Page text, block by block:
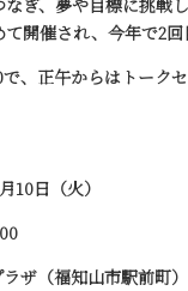
ぎ、夢や目標に挑戦
開催され、今年で2回
で、正午からはトーク
10日（火）
ザ（福知山市駅前町）